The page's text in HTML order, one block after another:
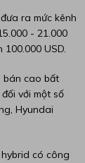
ra mức kênh
- 21.000
USD.
bán cao bất
với một số
Hyundai
có công